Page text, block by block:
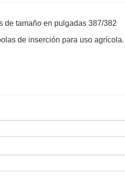
de tamaño en pulgadas 387/382
de inserción para uso agrícola.